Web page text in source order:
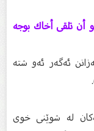
تلقى أخاك بوجه
ئەگەر ئەو شتە
لە شوێنى خوى